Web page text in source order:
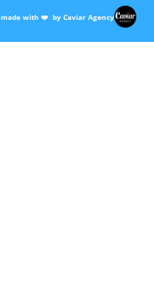
made with ❤️ by Caviar Agency